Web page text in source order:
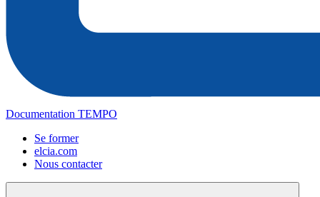
Documentation TEMPO
Se former
elcia.com
Nous contacter